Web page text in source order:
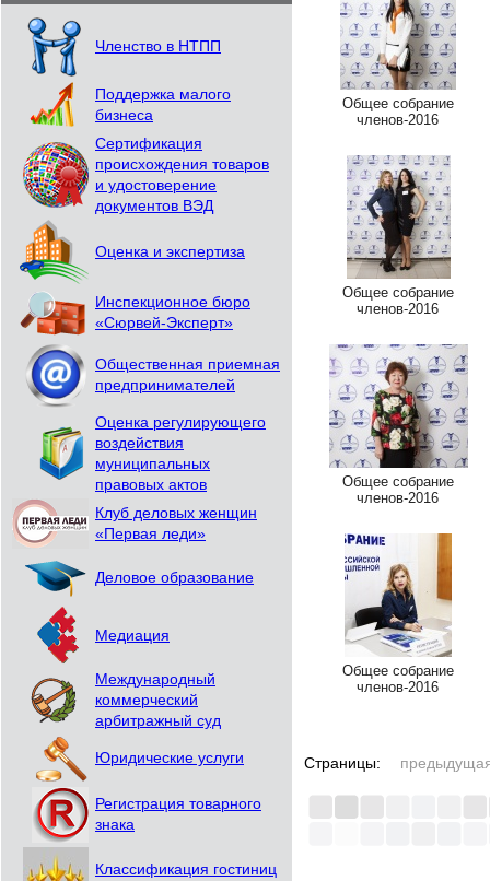
Членство в НТПП
Поддержка малого
бизнеса
Сертификация
происхождения товаров
и удостоверение
документов ВЭД
Оценка и экспертиза
Инспекционное бюро
«Сюрвей-Эксперт»
Общественная приемная
предпринимателей
Оценка регулирующего
воздействия
муниципальных
правовых актов
Клуб деловых женщин
«Первая леди»
Деловое образование
Медиация
Международный
коммерческий
арбитражный суд
Юридические услуги
Регистрация товарного
знака
Классификация гостиниц
Общее собрание
членов-2016
Общее собрание
членов-2016
Общее собрание
членов-2016
Общее собрание
членов-2016
Страницы: